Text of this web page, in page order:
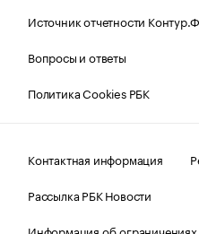
Источник отчетности
Вопросы и ответы
Политика Cookies РБК
Контактная информация
Рассылка РБК Новости